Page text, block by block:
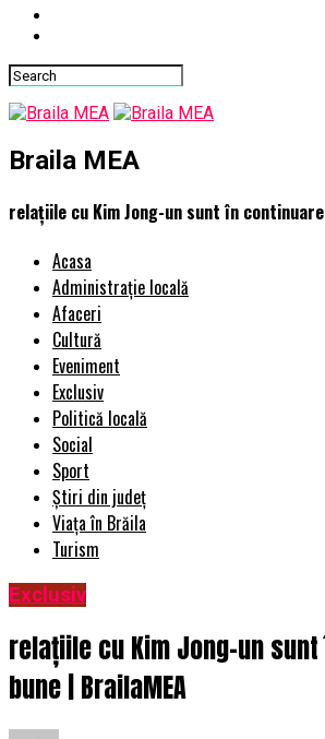
Braila MEA
relațiile cu Kim Jong-un sunt în
Acasa
Administrație locală
Afaceri
Cultură
Eveniment
Exclusiv
Politică locală
Social
Sport
Știri din județ
Viața în Brăila
Turism
Exclusiv
relațiile cu Kim Jong-un
bune | BrailaMEA